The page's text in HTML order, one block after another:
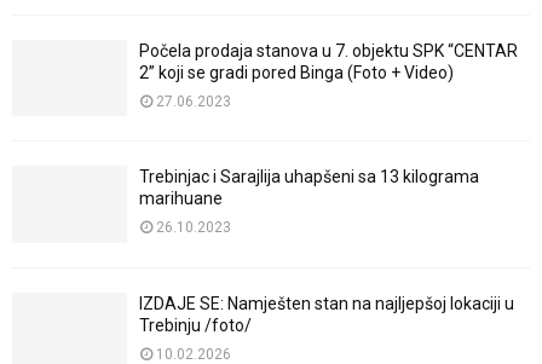
Počela prodaja stanova u 7. objektu SPK “CENTAR
2” koji se gradi pored Binga (Foto + Video)
27.06.2023
Trebinjac i Sarajlija uhapšeni sa 13 kilograma
marihuane
26.10.2023
IZDAJE SE: Namješten stan na najljepšoj lokaciji u
Trebinju /foto/
10.02.2026